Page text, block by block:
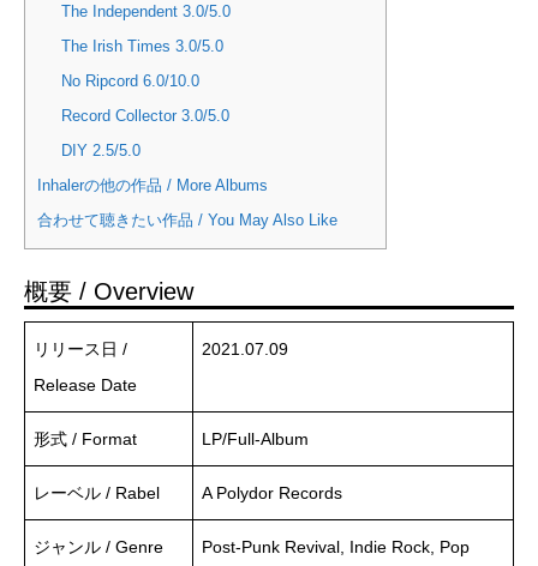
The Independent 3.0/5.0
The Irish Times 3.0/5.0
No Ripcord 6.0/10.0
Record Collector 3.0/5.0
DIY 2.5/5.0
Inhalerの他の作品 / More Albums
合わせて聴きたい作品 / You May Also Like
概要 / Overview
リリース日 /
Release Date
2021.07.09
形式 / Format LP/Full-Album
レーベル / Rabel A Polydor Records
ジャンル / Genre
Post-Punk Revival, Indie Rock, Pop